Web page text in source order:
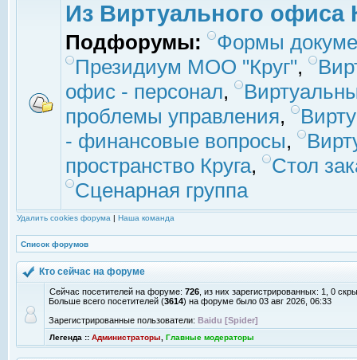
Из Виртуального офиса
Подфорумы:
Формы
Президиум МОО "Круг",
офис - персонал,
проблемы управления,
- финансовые вопросы,
пространство Круга,
Стол
Сценарная группа
Удалить cookies форума | Наша команда
Список форумов
Кто сейчас на форуме
Сейчас посетителей на форуме: 726 , из них зарегистрированных: 1, 0
Больше всего посетителей (3614) на форуме было 03 авг 2026, 06:33
Зарегистрированные пользователи: Baidu [Spider]
Легенда :: Администраторы Главные модераторы